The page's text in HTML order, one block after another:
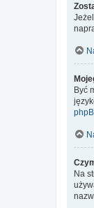
Być
Na